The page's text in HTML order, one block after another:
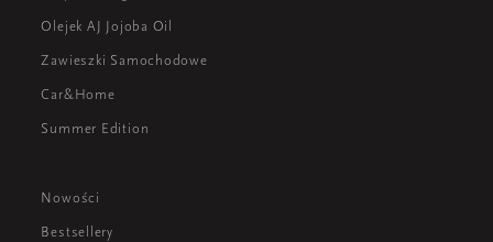
Olejek AJ Jojoba Oil
Zawieszki Samochodowe
Car&Home
Summer Edition
Nowości
Bestsellery